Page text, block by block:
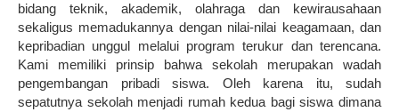
bidang teknik, akademik, olahraga dan kewirausahaan
sekaligus memadukannya dengan nilai-nilai keagamaan, dan
kepribadian unggul melalui program terukur dan terencana.
Kami memiliki prinsip bahwa sekolah merupakan wadah
pengembangan pribadi siswa. Oleh karena itu, sudah
sepatutnya sekolah menjadi rumah kedua bagi siswa dimana